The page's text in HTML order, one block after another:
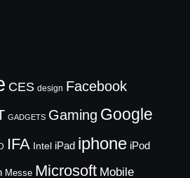
CES design Facebook
GADGETS Gaming Google
IFA Intel iPad iphone iPod
Messe Microsoft Mobile